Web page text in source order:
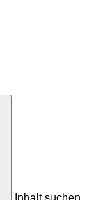
Inhalt suchen